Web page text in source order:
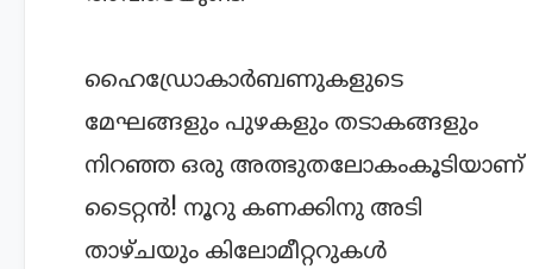
ഹൈഡ്രോകാര്‍ബണുകളുടെ
മേഘങ്ങളും പുഴകളും തടാകങ്ങളും
നിറഞ്ഞ ഒരു അത്ഭുതലോകംകൂടിയാണ്
ടൈറ്റന്‍! നൂറു കണക്കിനു അടി
താഴ്ചയും കിലോമീറ്ററുകള്‍